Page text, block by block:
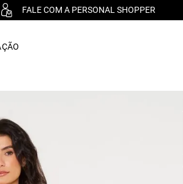
FALE COM A PERSONAL SHOPPER